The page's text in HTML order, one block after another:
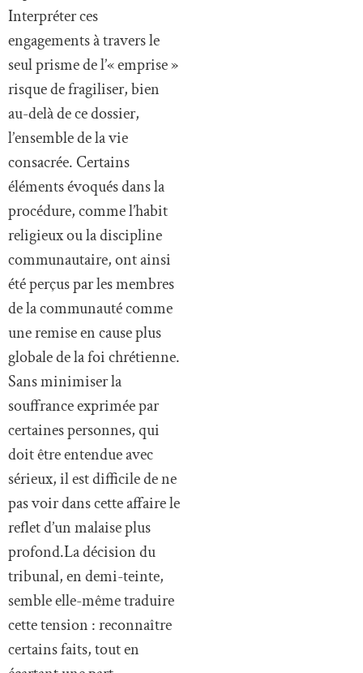
Interpréter ces
engagements à travers le
seul prisme de l’« emprise »
risque de fragiliser, bien
au-delà de ce dossier,
l’ensemble de la vie
consacrée. Certains
éléments évoqués dans la
procédure, comme l’habit
religieux ou la discipline
communautaire, ont ainsi
été perçus par les membres
de la communauté comme
une remise en cause plus
globale de la foi chrétienne.
Sans minimiser la
souffrance exprimée par
certaines personnes, qui
doit être entendue avec
sérieux, il est difficile de ne
pas voir dans cette affaire le
reflet d’un malaise plus
profond.La décision du
tribunal, en demi-teinte,
semble elle-même traduire
cette tension : reconnaître
certains faits, tout en